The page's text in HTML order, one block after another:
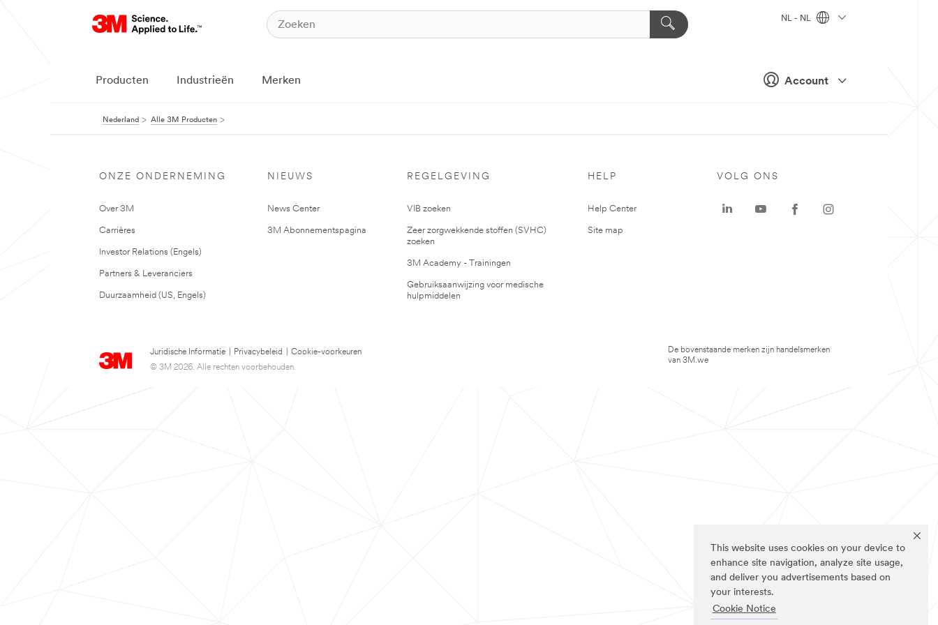
This website uses cookies on your device to
enhance site navigation, analyze site usage,
and deliver you advertisements based on
your interests.
Cookie Notice
Account
NL - NL
Producten Industrieën Merken
Nederland Alle 3M Producten
ONZE ONDERNEMING
Over 3M
Carrières
Investor Relations (Engels)
Partners & Leveranciers
Duurzaamheid (US, Engels)
NIEUWS
News Center
3M Abonnementspagina
REGELGEVING
VIB zoeken
Zeer zorgwekkende stoffen (SVHC)
zoeken
3M Academy - Trainingen
Gebruiksaanwijzing voor medische
hulpmiddelen
HELP
Help Center
Site map
Juridische Informatie Privacybeleid
Cookie-voorkeuren
© 3M 2026. Alle rechten voorbehouden.
VOLG ONS
De bovenstaande merken zijn handelsmerken
van 3M.we